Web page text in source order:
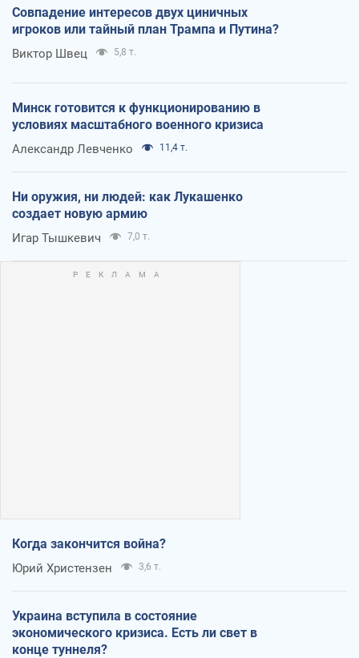
Совпадение интересов двух циничных
игроков или тайный план Трампа и Путина?
Виктор Швец 5,8 т.
Минск готовится к функционированию в
условиях масштабного военного кризиса
Александр Левченко 11,4 т.
Ни оружия, ни людей: как Лукашенко
создает новую армию
Игар Тышкевич 7,0 т.
Когда закончится война?
Юрий Христензен 3,6 т.
Украина вступила в состояние
экономического кризиса. Есть ли свет в
конце туннеля?